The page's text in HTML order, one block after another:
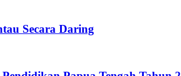
Secara Daring